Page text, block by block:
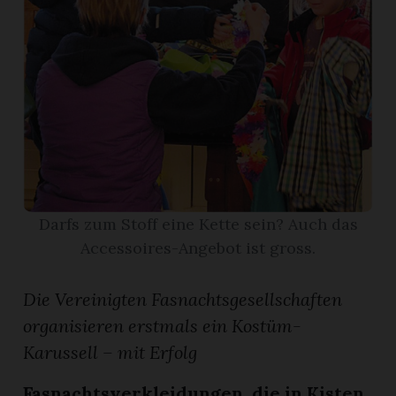
Bremgarten
Die Vereinigten Fasnachtsgesellschaften
organisieren erstmals ein Kostüm-
Karussell – mit Erfolg